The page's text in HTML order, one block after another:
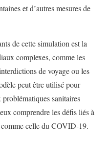
et d’autres mesures de
de cette simulation est la
complexes, comme les
de voyage ou les
peut être utilisé pour
sanitaires
comprendre les défis liés à
comme celle du COVID-19.